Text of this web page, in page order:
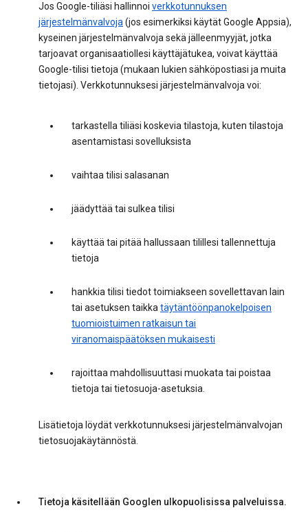
Jos Google-tiliäsi hallinnoi verkkotunnuksen
järjestelmänvalvoja(jos esimerkiksi käytät Google Appsia),
kyseinen järjestelmänvalvoja sekä jälleenmyyjät, jotka
tarjoavat organisaatiollesi käyttäjätukea, voivat käyttää
Google-tilisi tietoja (mukaan lukien sähköpostiasi ja muita
tietojasi). Verkkotunnuksesi järjestelmänvalvoja voi:
tarkastella tiliäsi koskevia tilastoja, kuten tilastoja
asentamistasi sovelluksista
vaihtaa tilisi salasanan
jäädyttää tai sulkea tilisi
käyttää tai pitää hallussaan tilillesi tallennettuja
tietoja
hankkia tilisi tiedot toimiakseen sovellettavan lain
tai asetuksen taikkatäytäntöönpanokelpoisen
tuomioistuimen ratkaisun tai
viranomaispäätöksen mukaisesti
rajoittaa mahdollisuuttasi muokata tai poistaa
tietoja tai tietosuoja-asetuksia.
Lisätietoja löydät verkkotunnuksesi järjestelmänvalvojan
tietosuojakäytännöstä.
Tietoja käsitellään Googlen ulkopuolisissa palveluissa.